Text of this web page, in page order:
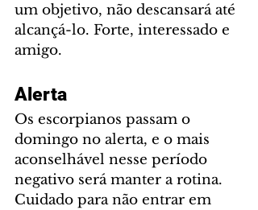
um objetivo, não descansará até
alcançá-lo. Forte, interessado e
amigo.
Alerta
Os escorpianos passam o
domingo no alerta, e o mais
aconselhável nesse período
negativo será manter a rotina.
Cuidado para não entrar em